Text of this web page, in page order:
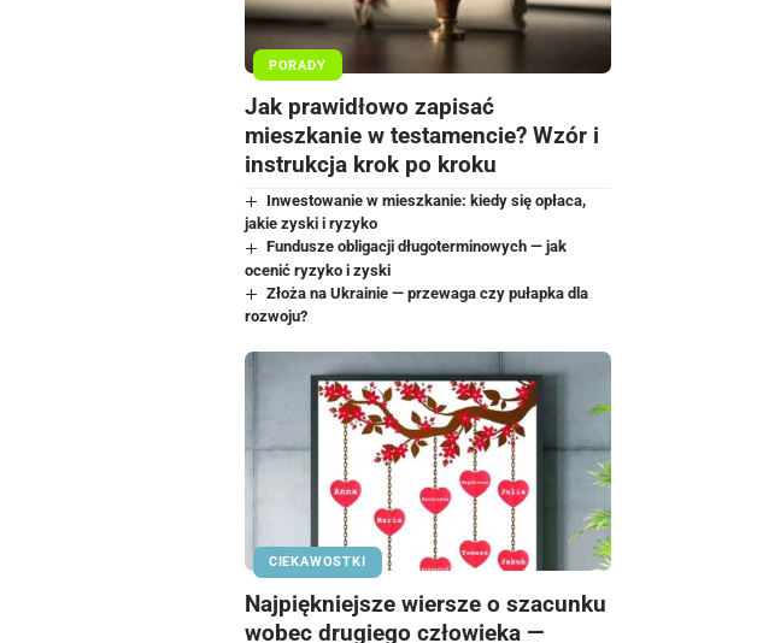
PORADY
Jak prawidłowo zapisać
mieszkanie w testamencie? Wzór i
instrukcja krok po kroku
Inwestowanie w mieszkanie: kiedy się opłaca,
jakie zyski i ryzyko
Fundusze obligacji długoterminowych — jak
ocenić ryzyko i zyski
Złoża na Ukrainie — przewaga czy pułapka dla
rozwoju?
CIEKAWOSTKI
Najpiękniejsze wiersze o szacunku
wobec drugiego człowieka —